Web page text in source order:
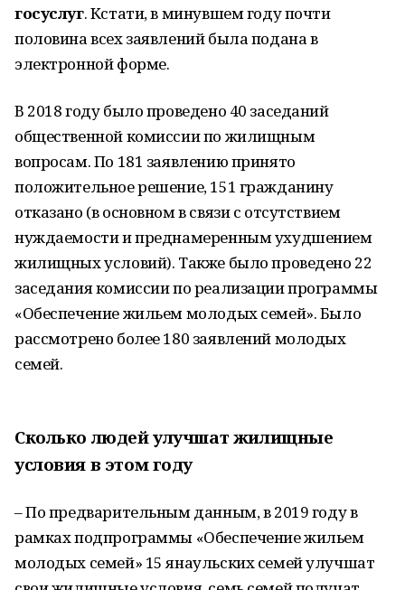
госуслуг. Кстати, в минувшем году почти
половина всех заявлений была подана в
электронной форме.
В 2018 году было проведено 40 заседаний
общественной комиссии по жилищным
вопросам. По 181 заявлению принято
положительное решение, 151 гражданину
отказано (в основном в связи с отсутствием
нуждаемости и преднамеренным ухудшением
жилищных условий). Также было проведено 22
заседания комиссии по реализации программы
«Обеспечение жильем молодых семей». Было
рассмотрено более 180 заявлений молодых
семей.
Сколько людей улучшат жилищные
условия в этом году
– По предварительным данным, в 2019 году в
рамках подпрограммы «Обеспечение жильем
молодых семей» 15 янаульских семей улучшат